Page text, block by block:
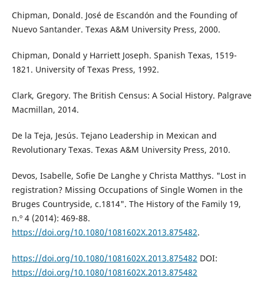
Chipman, Donald. José de Escandón and the Founding of
Nuevo Santander. Texas A&M University Press, 2000.
Chipman, Donald y Harriett Joseph. Spanish Texas, 1519-
1821. University of Texas Press, 1992.
Clark, Gregory. The British Census: A Social History. Palgrave
Macmillan, 2014.
De la Teja, Jesús. Tejano Leadership in Mexican and
Revolutionary Texas. Texas A&M University Press, 2010.
Devos, Isabelle, Sofie De Langhe y Christa Matthys. "Lost in
registration? Missing Occupations of Single Women in the
Bruges Countryside, c.1814". The History of the Family 19,
n.º 4 (2014): 469-88.
https://doi.org/10.1080/1081602X.2013.875482.
https://doi.org/10.1080/1081602X.2013.875482 DOI:
https://doi.org/10.1080/1081602X.2013.875482